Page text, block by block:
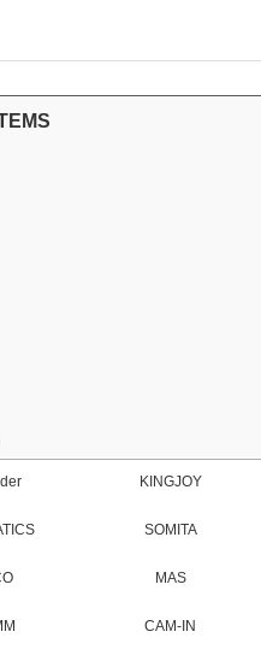
KINGJOY
SOMITA
MAS
CAM-IN